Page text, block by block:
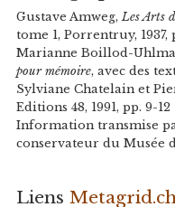
Gustave Amweg, Les Arts
tome 1, Porrentruy, 1937,
Marianne Boillod-
pour mémoire, avec des
Sylviane Chatelain et
Editions 48, 1991, pp. 9-12
Information transmise
conservateur du Musée
Liens